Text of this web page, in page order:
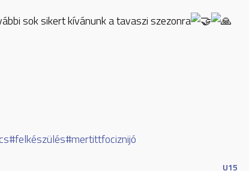
sok sikert kívánunk a tavaszi szezonra
#felkészülés#mertittfociznijó
U15